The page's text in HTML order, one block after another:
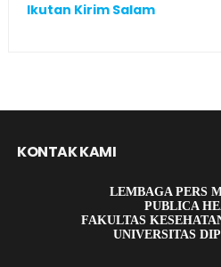
Ikutan Kirim Salam
KONTAK KAMI
LEMBAGA PERS
PUBLICA
FAKULTAS
UNIVERSITAS